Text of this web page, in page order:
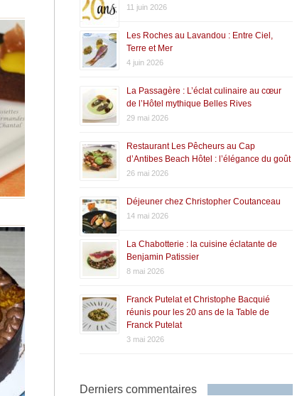
11 juin 2026
Les Roches au Lavandou : Entre Ciel,
Terre et Mer
4 juin 2026
La Passagère : L’éclat culinaire au cœur
de l’Hôtel mythique Belles Rives
29 mai 2026
Restaurant Les Pêcheurs au Cap
d’Antibes Beach Hôtel : l’élégance du goût
26 mai 2026
Déjeuner chez Christopher Coutanceau
14 mai 2026
La Chabotterie : la cuisine éclatante de
Benjamin Patissier
8 mai 2026
Franck Putelat et Christophe Bacquié
réunis pour les 20 ans de la Table de
Franck Putelat
3 mai 2026
Derniers commentaires